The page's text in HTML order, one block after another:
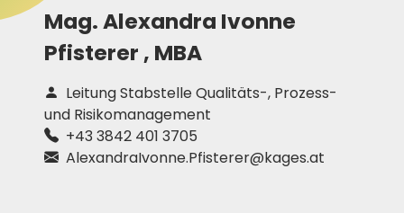
Mag.Alexandra Ivonne
Pfisterer , MBA
Leitung Stabstelle Qualitäts-, Prozess-
und Risikomanagement
+43 3842 401 3705
AlexandraIvonne.Pfisterer@kages.at